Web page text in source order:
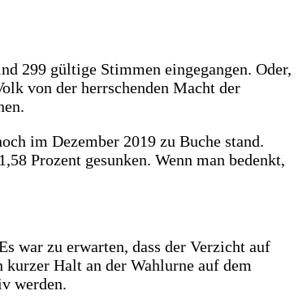
299 gültige Stimmen eingegangen. Oder,
von der herrschenden Macht der
im Dezember 2019 zu Buche stand.
Prozent gesunken. Wenn man bedenkt,
war zu erwarten, dass der Verzicht auf
Halt an der Wahlurne auf dem
werden.